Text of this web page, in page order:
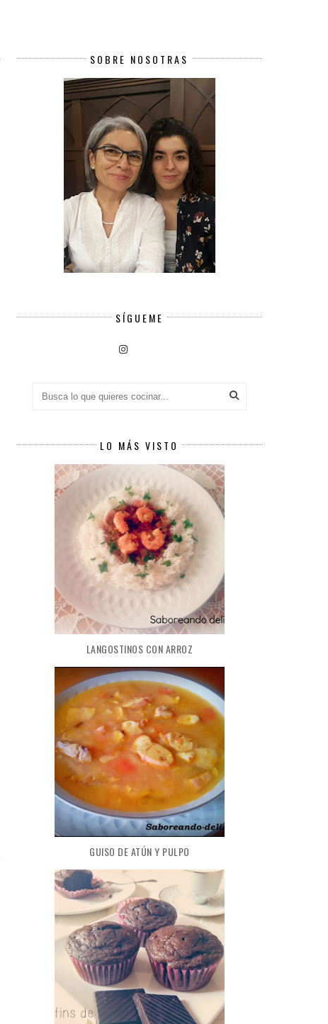
SOBRE NOSOTRAS
SÍGUEME
LO MÁS VISTO
LANGOSTINOS CON ARROZ
GUISO DE ATÚN Y PULPO